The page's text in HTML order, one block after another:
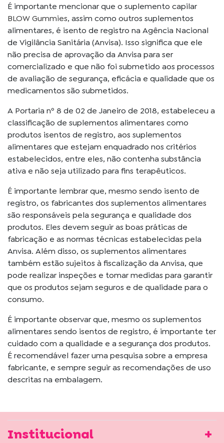
É importante mencionar que o suplemento capilar
BLOW Gummies, assim como outros suplementos
alimentares, é isento de registro na Agência Nacional
de Vigilância Sanitária (Anvisa). Isso significa que ele
não precisa de aprovação da Anvisa para ser
comercializado e que não foi submetido aos processos
de avaliação de segurança, eficácia e qualidade que os
medicamentos são submetidos.
A Portaria nº 8 de 02 de Janeiro de 2018, estabeleceu a
classificação de suplementos alimentares como
produtos isentos de registro, aos suplementos
alimentares que estejam enquadrado nos critérios
estabelecidos, entre eles, não contenha substância
ativa e não seja utilizado para fins terapêuticos.
É importante lembrar que, mesmo sendo isento de
registro, os fabricantes dos suplementos alimentares
são responsáveis pela segurança e qualidade dos
produtos. Eles devem seguir as boas práticas de
fabricação e as normas técnicas estabelecidas pela
Anvisa. Além disso, os suplementos alimentares
também estão sujeitos à fiscalização da Anvisa, que
pode realizar inspeções e tomar medidas para garantir
que os produtos sejam seguros e de qualidade para o
consumo.
É importante observar que, mesmo os suplementos
alimentares sendo isentos de registro, é importante ter
cuidado com a qualidade e a segurança dos produtos.
É recomendável fazer uma pesquisa sobre a empresa
fabricante, e sempre seguir as recomendações de uso
descritas na embalagem.
Institucional